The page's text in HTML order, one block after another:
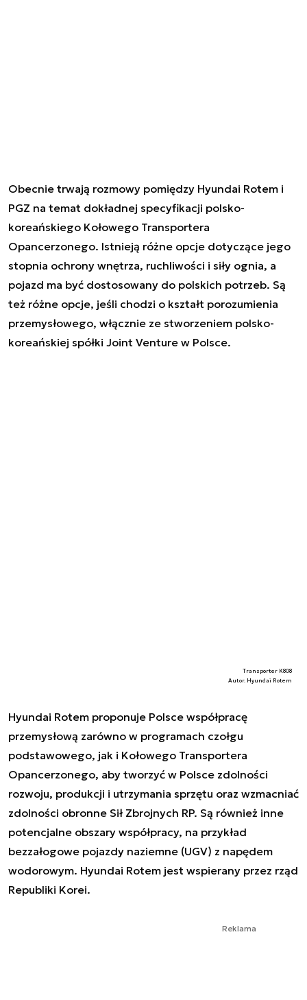
Obecnie trwają rozmowy pomiędzy Hyundai Rotem i
PGZ na temat dokładnej specyfikacji polsko-
koreańskiego Kołowego Transportera
Opancerzonego. Istnieją różne opcje dotyczące jego
stopnia ochrony wnętrza, ruchliwości i siły ognia, a
pojazd ma być dostosowany do polskich potrzeb. Są
też różne opcje, jeśli chodzi o kształt porozumienia
przemysłowego, włącznie ze stworzeniem polsko-
koreańskiej spółki Joint Venture w Polsce.
Transporter K808
Autor. Hyundai Rotem
Hyundai Rotem proponuje Polsce współpracę
przemysłową zarówno w programach czołgu
podstawowego, jak i Kołowego Transportera
Opancerzonego, aby tworzyć w Polsce zdolności
rozwoju, produkcji i utrzymania sprzętu oraz wzmacniać
zdolności obronne Sił Zbrojnych RP. Są również inne
potencjalne obszary współpracy, na przykład
bezzałogowe pojazdy naziemne (UGV) z napędem
wodorowym. Hyundai Rotem jest wspierany przez rząd
Republiki Korei.
Reklama